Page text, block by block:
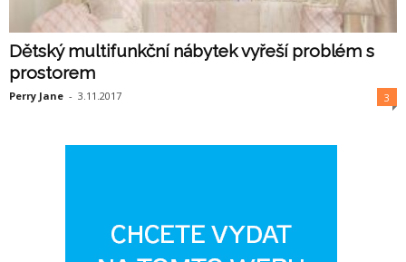
Dětský multifunkční nábytek vyřeší problém s
prostorem
Perry Jane - 3.11.2017 3